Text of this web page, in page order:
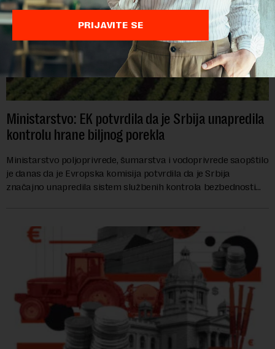
Ministarstvo: EK potvrdila da je Srbija unapredila
kontrolu hrane biljnog porekla
Ministarstvo poljoprivrede, šumarstva i vodoprivrede saopštilo
je danas da je Evropska komisija potvrdila da je Srbija
značajno unapredila sistem službenih kontrola bezbednosti
PRIJAVITE SE